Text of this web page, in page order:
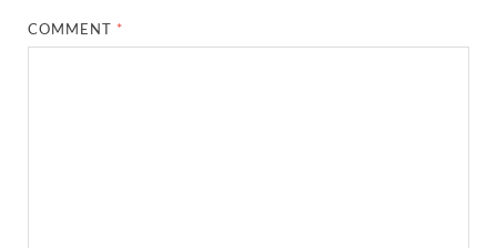
COMMENT *